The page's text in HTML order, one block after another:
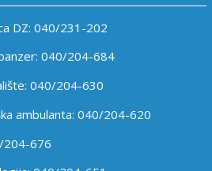
DZ: 040/231-202
040/204-684
040/204-630
ambulanta: 040/204-620
204-676